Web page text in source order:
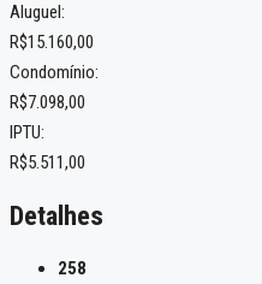
Aluguel:
R$15.160,00
Condomínio:
R$7.098,00
IPTU:
R$5.511,00
Detalhes
258